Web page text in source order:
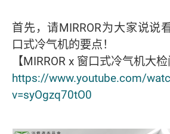
首先，请MIRROR为大家说说
口式冷气机的要点！
【MIRROR x 窗口式冷气机大检
https://www.youtube.com/
v=syOgzq70tO0